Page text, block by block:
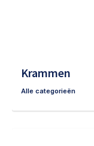
Krammen
Alle categorieën